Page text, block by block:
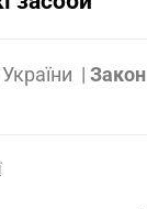
| Закон